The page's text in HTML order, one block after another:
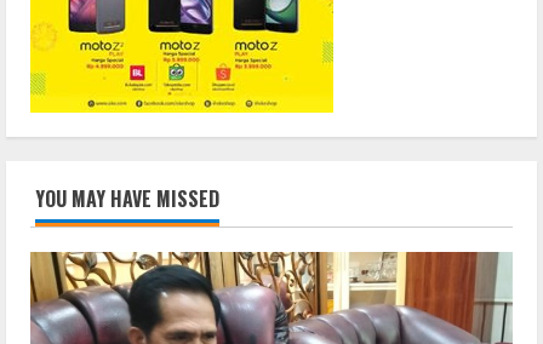
YOU MAY HAVE MISSED